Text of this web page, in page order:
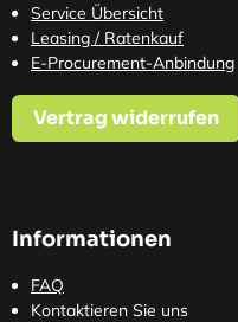
Service Übersicht
Leasing / Ratenkauf
E-Procurement-Anbindung
Vertrag widerrufen
Informationen
FAQ
Kontaktieren Sie uns